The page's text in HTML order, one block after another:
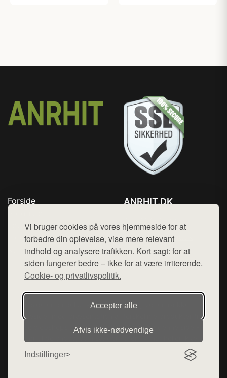
Vi bruger cookies på vores hjemmeside for at
forbedre din oplevelse, vise mere relevant
indhold og analysere trafikken. Kort sagt: for at
siden fungerer bedre – ikke for at være irriterende.
Cookie- og privatlivspolitik.
Accepter alle
Afvis ikke‑nødvendige
Indstillinger
Forside
Top Rabatter
Blog
Kontakt
ANRHIT.DK
Mail: hej@want.dk
Cookie- og privatlivspolitik
Denne side er en del af want.dk, der udgiver en række
hjemmesider med præsentation af forskellige produkter fra
diverse webshops. Der sælges ikke varer fra denne side - vi
henviser til de shops, som sælger varen. Vi har heller ikke
varerne på lager.